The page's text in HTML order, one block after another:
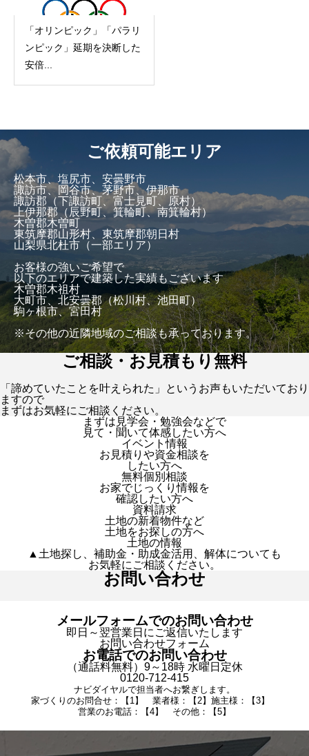
「オリンピック」「パラリ
ンピック」延期を決断した
安倍...
ご依頼可能エリア
松本市、塩尻市、安曇野市
諏訪市、岡谷市、茅野市、伊那市
諏訪郡（下諏訪町、富士見町、原村）
上伊那郡（辰野町、箕輪町、南箕輪村）
木曽郡木曽町
東筑摩郡山形村、東筑摩郡朝日村
山梨県北杜市（一部エリア）
お客様の強いご希望で
以下のエリアで建築した実績もございます
木曽郡木祖村
大町市、北安曇郡（松川村、池田町）
駒ヶ根市、宮田村
※その他の近隣地域のご相談も承っております。
ご相談・お見積もり無料
「諦めていたことを叶えられた」というお声もいただいており
ますので
まずはお気軽にご相談ください。
まずは見学会・勉強会などで
見て・聞いて体感したい方へ
イベント情報
お見積りや資金相談を
したい方へ
無料個別相談
お家でじっくり情報を
確認したい方へ
資料請求
土地の新着物件など
土地をお探しの方へ
土地の情報
▲土地探し、補助金・助成金活用、解体についても
お気軽にご相談ください。
お問い合わせ
メールフォームでのお問い合わせ
即日～翌営業日にご返信いたします
お問い合わせフォーム
お電話でのお問い合わせ
（通話料無料）9～18時 水曜日定休
0120-712-415
ナビダイヤルで担当者へお繋ぎします。
家づくりのお問合せ：【1】 業者様：【2】施主様：【3】
営業のお電話：【4】 その他：【5】